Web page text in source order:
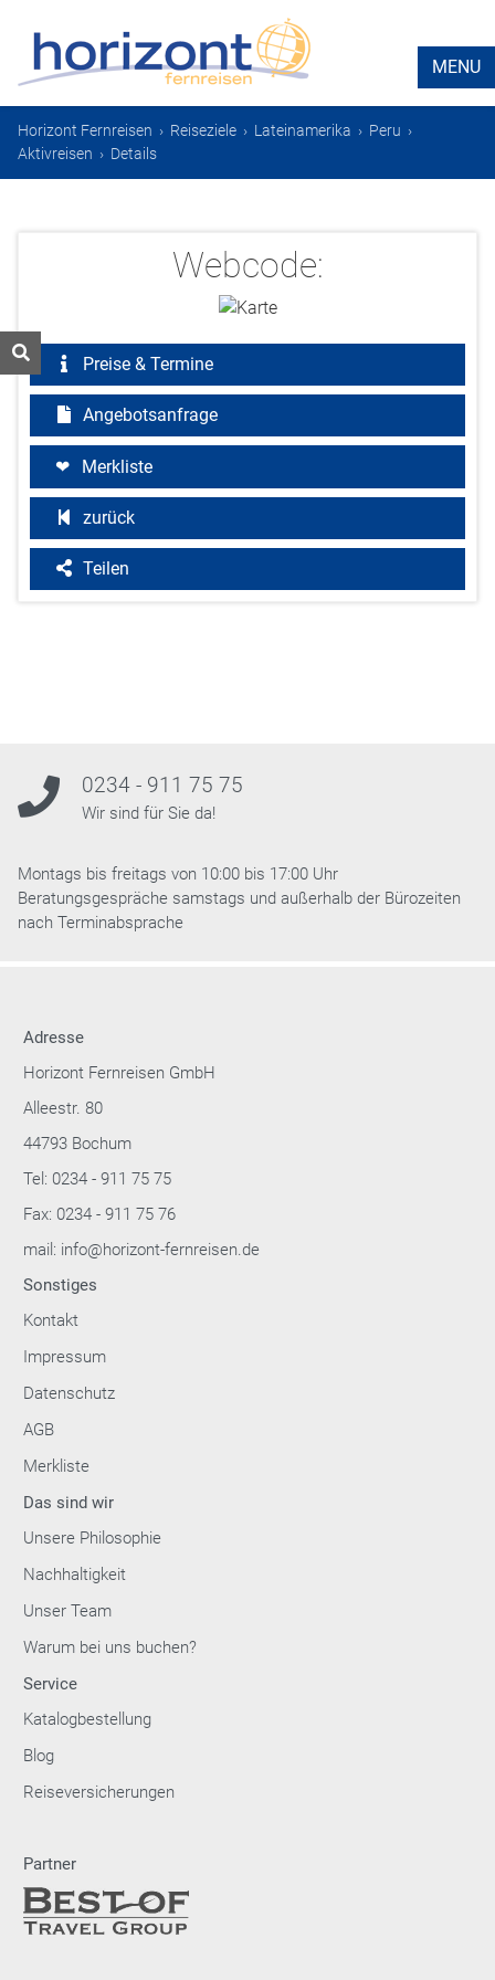
MENU
Horizont Fernreisen › Reiseziele › Lateinamerika › Peru ›
Aktivreisen › Details
Webcode:
Preise & Termine
Angebotsanfrage
Merkliste
zurück
Teilen
0234 - 911 75 75
Wir sind für Sie da!
Montags bis freitags von 10:00 bis 17:00 Uhr
Beratungsgespräche samstags und außerhalb der Bürozeiten
nach Terminabsprache
Adresse
Horizont Fernreisen GmbH
Alleestr. 80
44793 Bochum
Tel: 0234 - 911 75 75
Fax: 0234 - 911 75 76
mail: info@horizont-fernreisen.de
Sonstiges
Kontakt
Impressum
Datenschutz
AGB
Merkliste
Das sind wir
Unsere Philosophie
Nachhaltigkeit
Unser Team
Warum bei uns buchen?
Service
Katalogbestellung
Blog
Reiseversicherungen
Partner